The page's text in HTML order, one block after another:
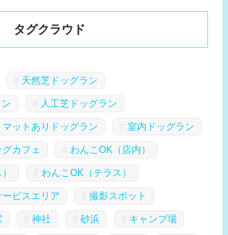
タグクラウド
天然芝ドッグラン
人工芝ドッグラン
マットありドッグラン 室内ドッグラン
グカフェ わんこOK（店内）
わんこOK（テラス）
ービスエリア 撮影スポット
神社 砂浜 キャンプ場